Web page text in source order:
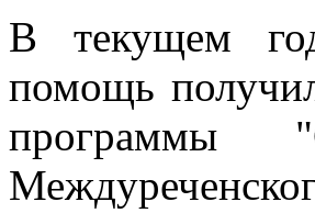
В текущем
помощь
программы